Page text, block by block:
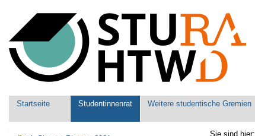
Werkzeuge
Sektionen
Startseite Studentinnenrat Weitere studentische Gremien
Sie sind hier:
Navigation